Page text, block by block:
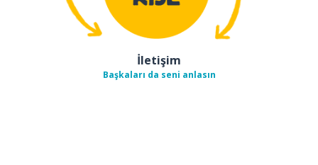
İletişim
Başkaları da seni anlasın